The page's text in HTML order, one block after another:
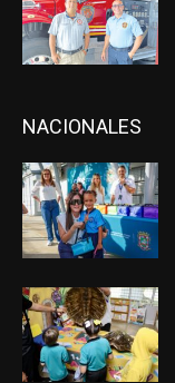
NACIONALES